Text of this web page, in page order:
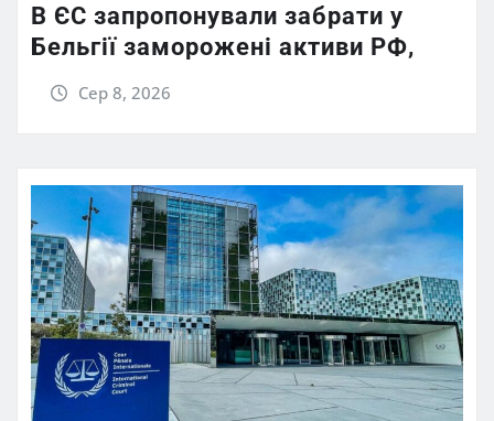
В ЄС запропонували забрати у
Бельгії заморожені активи РФ,
Сер 8, 2026